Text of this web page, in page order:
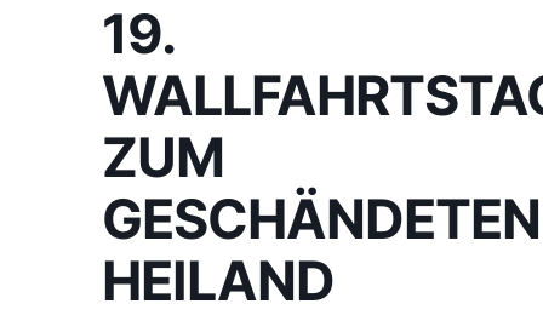
19.
ZUM
GESCHÄNDETEN
HEILAND